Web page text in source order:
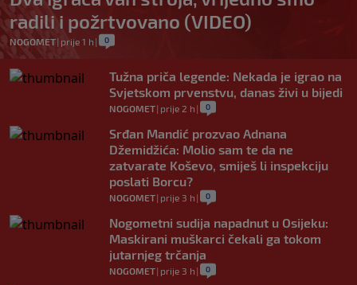
radili i požrtvovano (VIDEO)
NOGOMET| prije 1 h | 0
Tužna priča legende: Nekada je igrao na
Svjetskom prvenstvu, danas živi u bijedi
NOGOMET| prije 2 h | 0
Srđan Mandić prozvao Adnana
Džemidžića: Molio sam te da ne
zatvarate Koševo, smiješ li inspekciju
poslati Borcu?
NOGOMET| prije 3 h | 0
Nogometni sudija napadnut u Osijeku:
Maskirani muškarci čekali ga tokom
jutarnjeg trčanja
NOGOMET| prije 3 h | 0